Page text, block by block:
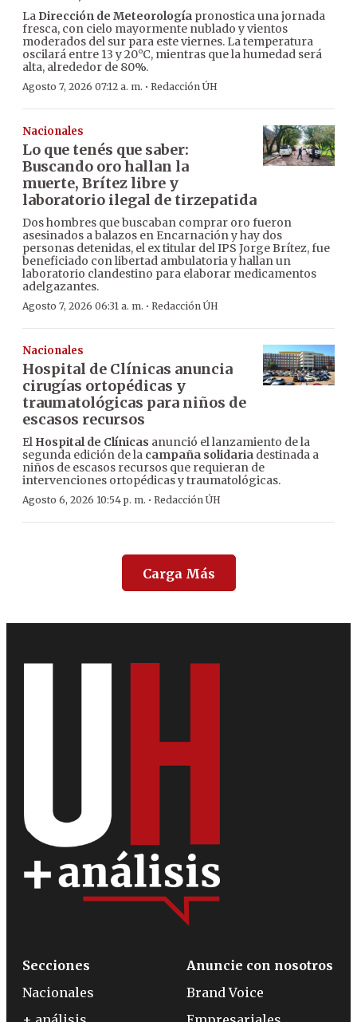
La Dirección de Meteorología pronostica una jornada
fresca, con cielo mayormente nublado y vientos
moderados del sur para este viernes. La temperatura
oscilará entre 13 y 20°C, mientras que la humedad será
alta, alrededor de 80%.
Agosto 7, 2026 07:12 a. m. · Redacción ÚH
Nacionales
Lo que tenés que saber:
Buscando oro hallan la
muerte, Brítez libre y
laboratorio ilegal de tirzepatida
Dos hombres que buscaban comprar oro fueron
asesinados a balazos en Encarnación y hay dos
personas detenidas, el ex titular del IPS Jorge Brítez, fue
beneficiado con libertad ambulatoria y hallan un
laboratorio clandestino para elaborar medicamentos
adelgazantes.
Agosto 7, 2026 06:31 a. m. · Redacción ÚH
Nacionales
Hospital de Clínicas anuncia
cirugías ortopédicas y
traumatológicas para niños de
escasos recursos
El Hospital de Clínicas anunció el lanzamiento de la
segunda edición de la campaña solidaria destinada a
niños de escasos recursos que requieran de
intervenciones ortopédicas y traumatológicas.
Agosto 6, 2026 10:54 p. m. · Redacción ÚH
Carga Más
Secciones
Nacionales
Anuncie con nosotros
Brand Voice